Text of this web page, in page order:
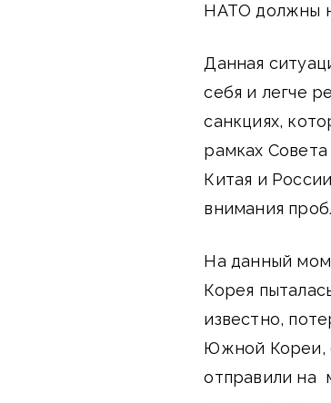
НАТО должны
Данная
себя и легче
санкциях,
рамках
Китая и
внимания
На данный
Корея
известно,
Южной Кореи,
отправили на